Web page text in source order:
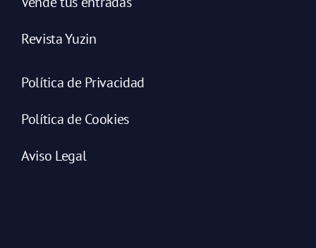
Revista Yuzin
Política de Privacidad
Política de Cookies
Aviso Legal